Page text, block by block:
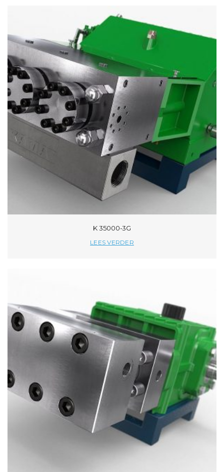
K 35000-3G
LEES VERDER